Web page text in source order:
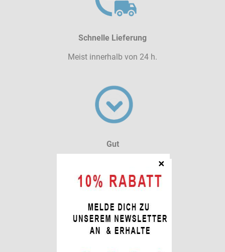
Schnelle Lieferung
Meist innerhalb von 24 h.
Gut